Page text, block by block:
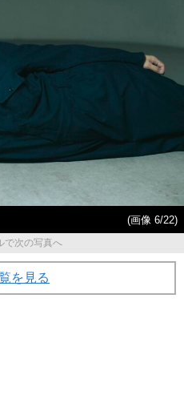
(画像 6/22)
で次の写真へ
を見る